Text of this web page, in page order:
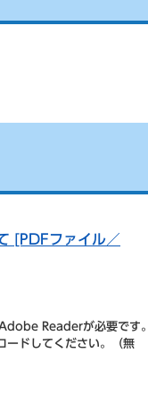
[PDFファイル／
Readerが必要です。
ドしてください。（無